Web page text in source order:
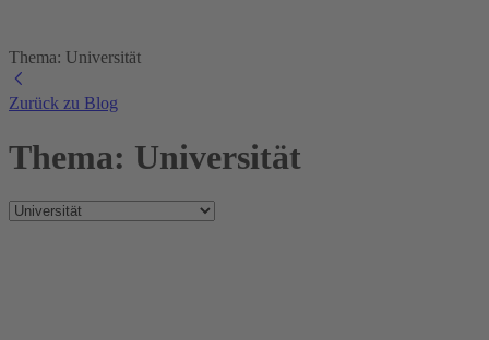
Thema: Universität
Zurück zu Blog
Thema: Universität